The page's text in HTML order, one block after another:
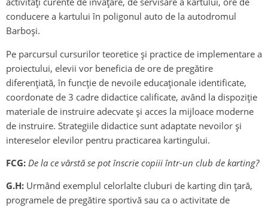
conducere a kartului în poligonul auto de la autodromul
Barboși.
Pe parcursul cursurilor teoretice și practice de implementare a
proiectului, elevii vor beneficia de ore de pregătire
diferențiată, în funcţie de nevoile educaţionale identificate,
coordonate de 3 cadre didactice calificate, având la dispoziţie
materiale de instruire adecvate şi acces la mijloace moderne
de instruire. Strategiile didactice sunt adaptate nevoilor şi
intereselor elevilor pentru practicarea kartingului.
FCG: De la ce vârstă se pot înscrie copiii într-un club de karting?
G.H: Urmând exemplul celorlalte cluburi de karting din țară,
programele de pregătire sportivă sau ca o activitate de